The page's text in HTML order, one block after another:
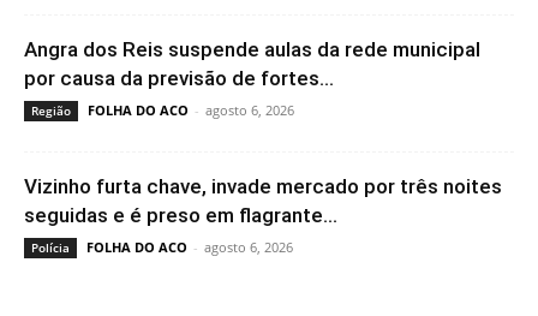
Angra dos Reis suspende aulas da rede municipal
por causa da previsão de fortes...
Região FOLHA DO ACO - agosto 6, 2026
Vizinho furta chave, invade mercado por três noites
seguidas e é preso em flagrante...
Polícia FOLHA DO ACO - agosto 6, 2026